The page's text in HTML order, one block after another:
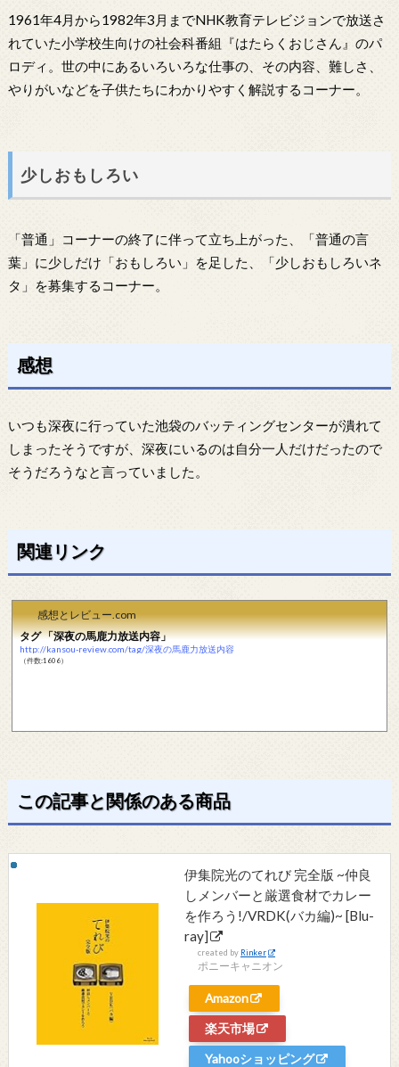
1961年4月から1982年3月までNHK教育テレビジョンで放送さ
れていた小学校生向けの社会科番組『はたらくおじさん』のパ
ロディ。世の中にあるいろいろな仕事の、その内容、難しさ、
やりがいなどを子供たちにわかりやすく解説するコーナー。
少しおもしろい
「普通」コーナーの終了に伴って立ち上がった、「普通の言
葉」に少しだけ「おもしろい」を足した、「少しおもしろいネ
タ」を募集するコーナー。
感想
いつも深夜に行っていた池袋のバッティングセンターが潰れて
しまったそうですが、深夜にいるのは自分一人だけだったので
そうだろうなと言っていました。
関連リンク
感想とレビュー.com
タグ 「深夜の馬鹿力放送内容」
http://kansou-review.com/tag/深夜の馬鹿力放送内容
（件数:1606）
この記事と関係のある商品
伊集院光のてれび 完全版 ~仲良
しメンバーと厳選食材でカレー
を作ろう!/VRDK(バカ編)~ [Blu-
ray]
created by Rinker
ポニーキャニオン
Amazon
楽天市場
Yahooショッピング